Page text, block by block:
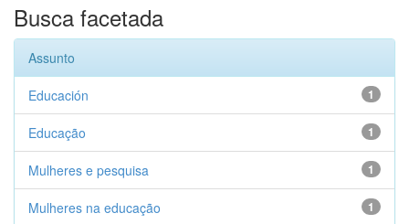
Busca facetada
Assunto
1
Educación
1
Educação
1
Mulheres e pesquisa
1
Mulheres na educação